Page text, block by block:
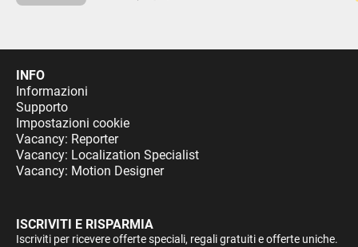
INFO
Informazioni
Supporto
Impostazioni cookie
Vacancy: Reporter
Vacancy: Localization Specialist
Vacancy: Motion Designer
ISCRIVITI E RISPARMIA
Iscriviti per ricevere offerte speciali, regali gratuiti e offerte uniche.